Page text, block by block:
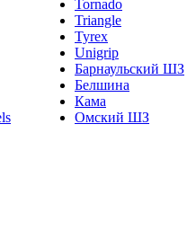
Tornado
Triangle
Tyrex
Unigrip
Барнаульский ШЗ
Белшина
Кама
Омский ШЗ